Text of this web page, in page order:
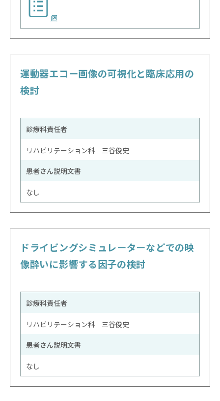
運動器エコー画像の可視化と臨床応用の
検討
診療科責任者
リハビリテーション科 三谷俊史
患者さん説明文書
なし
ドライビングシミュレーターなどでの映
像酔いに影響する因子の検討
診療科責任者
リハビリテーション科 三谷俊史
患者さん説明文書
なし